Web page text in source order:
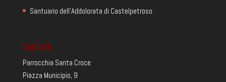
Santuario dell'Addolorata di Castelpetroso
Contatti
Parrocchia Santa Croce
Piazza Municipio, 9